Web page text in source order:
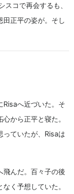
コで再会するも、
田正平の姿が。そし
Risaへ近づいた。そ
から正平と寝た。
っていたが、Risaは
飛んだ。百々子の後
く予想していた。